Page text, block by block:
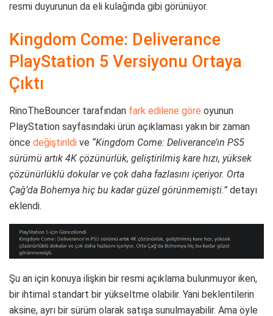
resmi duyurunun da eli kulağında gibi görünüyor.
Kingdom Come: Deliverance
PlayStation 5 Versiyonu Ortaya
Çıktı
RinoTheBouncer tarafından fark edilene göre oyunun
PlayStation sayfasındaki ürün açıklaması yakın bir zaman
önce değiştirildi ve “Kingdom Come: Deliverance’ın PS5
sürümü artık 4K çözünürlük, geliştirilmiş kare hızı, yüksek
çözünürlüklü dokular ve çok daha fazlasını içeriyor. Orta
Çağ’da Bohemya hiç bu kadar güzel görünmemişti.” detayı
eklendi.
Şu an için konuya ilişkin bir resmi açıklama bulunmuyor iken,
bir ihtimal standart bir yükseltme olabilir. Yani beklentilerin
aksine, ayrı bir sürüm olarak satışa sunulmayabilir. Ama öyle